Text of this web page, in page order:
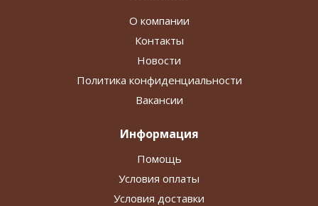
О компании
Контакты
Новости
Политика конфиденциальности
Вакансии
Информация
Помощь
Условия оплаты
Условия доставки